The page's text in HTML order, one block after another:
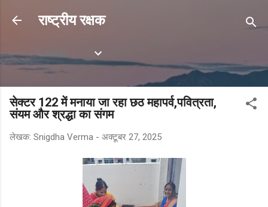
सीधे मुख्य सामग्री पर जाएं
राष्ट्रीय रक्षक
Labels
सेक्टर 122 में मनाया जा रहा छठ महापर्व,पवित्रता,
संयम और श्रद्धा का संगम
लेखक: Snigdha Verma - अक्टूबर 27, 2025